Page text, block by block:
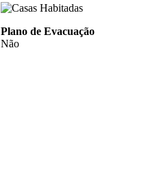
Plano de Evacuação
Não